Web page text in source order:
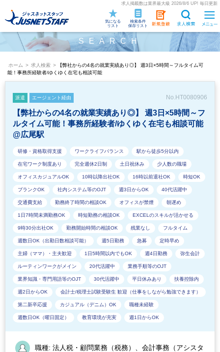
求人掲載数は業界最大級 2026/8/6 UP! 毎日更新
検索条件
保存リスト
気になる
リスト
SEARCH
ホーム > 求人検索 >
【弊社からの4名の就業実績あり◎】 週3日×5時間～フルタイム可
能！事務所経験者/ゆくゆく在宅も相談可能
派遣 エージェント経由 No.HT0080906
【弊社からの4名の就業実績あり◎】 週3日×5時間～フ
ルタイム可能！事務所経験者/ゆくゆく在宅も相談可能
@広尾駅
研修・資格取得支援 ワークライフバランス 駅から徒歩5分以内
在宅ワーク制度あり 完全週休2日制 土日祝休み 少人数の職場
オフィスカジュアルOK 10時以降出社OK 16時以前退社OK 時短OK
ブランクOK 社内システム等のOJT 週3日からOK 40代活躍中
交通費支給 勤務終了時間の相談OK オフィスが禁煙 朝遅め
1日7時間未満勤務OK 時短勤務の相談OK EXCELのスキルが活かせる
9時30分出社OK 勤務開始時間の相談OK 残業なし フルタイム
週数日OK（出勤日数相談可能） 週5日勤務 急募 定時早め
主婦（ママ）・主夫歓迎 1日5時間以内でもOK 週4日勤務 弥生会計
ルーティンワークがメイン 20代活躍中 業務手順等のOJT
業界知識・専門用語等のOJT 30代活躍中 平日休みあり 扶養控除内
週2日からOK 会計士/税理士試験受験生 歓迎（仕事をしながら勉強できます）
第二新卒応援 カジュアル（デニム）OK 職種未経験
週数日OK（曜日固定） 教育環境が充実 週1日からOK
職種: 法人税・顧問業務（税務）、会計事務（アシスタ